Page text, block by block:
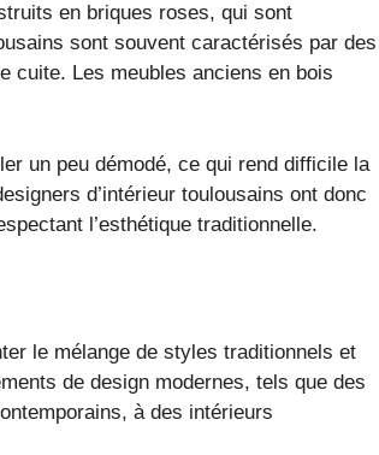
en briques roses, qui sont
sont souvent caractérisés par des
cuite. Les meubles anciens en bois
un peu démodé, ce qui rend difficile la
d’intérieur toulousains ont donc
l’esthétique traditionnelle.
le mélange de styles traditionnels et
de design modernes, tels que des
à des intérieurs